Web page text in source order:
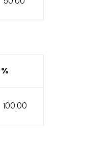
%
100.00